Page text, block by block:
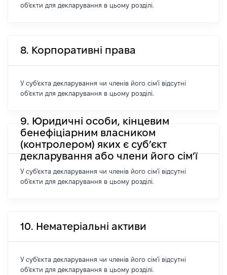
об'єкти для декларування в цьому розділі.
8. Корпоративні права
У суб'єкта декларування чи членів його сім'ї відсутні
об'єкти для декларування в цьому розділі.
9. Юридичні особи, кінцевим
бенефіціарним власником
(контролером) яких є суб’єкт
декларування або члени його сім’ї
У суб'єкта декларування чи членів його сім'ї відсутні
об'єкти для декларування в цьому розділі.
10. Нематеріальні активи
У суб'єкта декларування чи членів його сім'ї відсутні
об'єкти для декларування в цьому розділі.